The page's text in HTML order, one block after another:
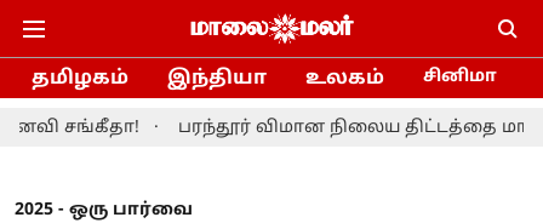
தமிழகம் இந்தியா உலகம் சினிமா
பரந்தூர் விமான நிலைய திட்டத்தை
2025 - ஒரு பார்வை